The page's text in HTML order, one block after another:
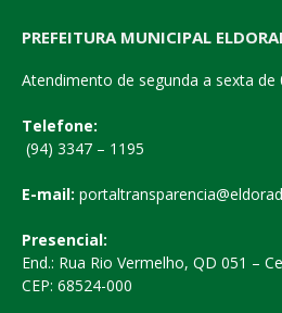
PREFEITURA MUNICIPAL
Atendimento de segunda a sexta de
Telefone:
(94) 3347 – 1195
E-mail:
Presencial:
End.: Rua Rio Vermelho, QD 051 –
CEP: 68524-000